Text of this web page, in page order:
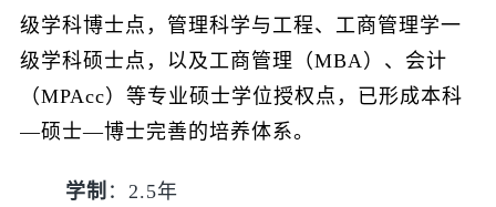
级学科博士点，管理科学与工程、工商管理学一
级学科硕士点，以及工商管理（MBA）、会计
（MPAcc）等专业硕士学位授权点，已形成本科
—硕士—博士完善的培养体系。
学制 ：2.5年